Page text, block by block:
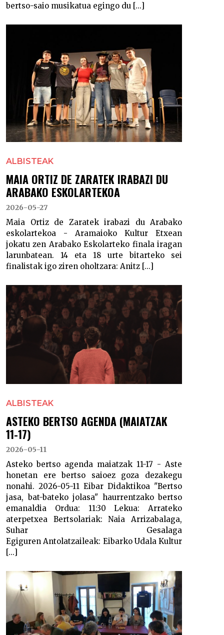
bertso-saio musikatua egingo du [...]
ALBISTEAK
MAIA ORTIZ DE ZARATEK IRABAZI DU
ARABAKO ESKOLARTEKOA
2026-05-27
Maia Ortiz de Zaratek irabazi du Arabako
eskolartekoa - Aramaioko Kultur Etxean
jokatu zen Arabako Eskolarteko finala iragan
larunbatean. 14 eta 18 urte bitarteko sei
finalistak igo ziren oholtzara: Anitz [...]
ALBISTEAK
ASTEKO BERTSO AGENDA (MAIATZAK
11-17)
2026-05-11
Asteko bertso agenda maiatzak 11-17 - Aste
honetan ere bertso saioez goza dezakegu
nonahi. 2026-05-11 Eibar Didaktikoa "Bertso
jasa, bat-bateko jolasa" haurrentzako bertso
emanaldia Ordua: 11:30 Lekua: Arrateko
aterpetxea Bertsolariak: Naia Arrizabalaga,
Suhar Gesalaga
Egiguren Antolatzaileak: Eibarko Udala Kultur
[...]